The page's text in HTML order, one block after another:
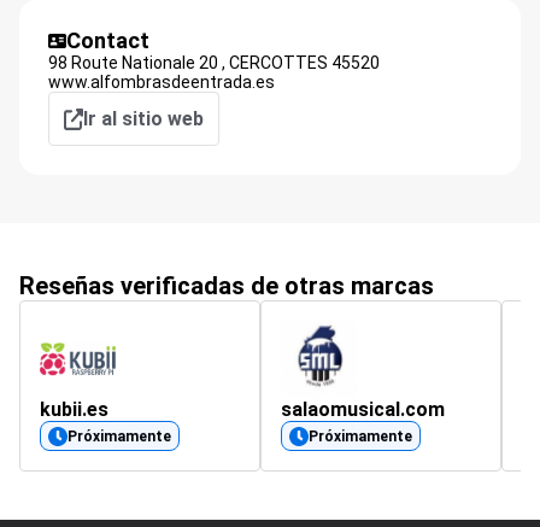
Contact
98 Route Nationale 20 , CERCOTTES 45520
www.alfombrasdeentrada.es
Ir al sitio web
Reseñas verificadas de otras marcas
kubii.es
Próximamente
salaomusical.com
Próximamente